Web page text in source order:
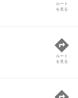
ルート
を見る
ルート
を見る